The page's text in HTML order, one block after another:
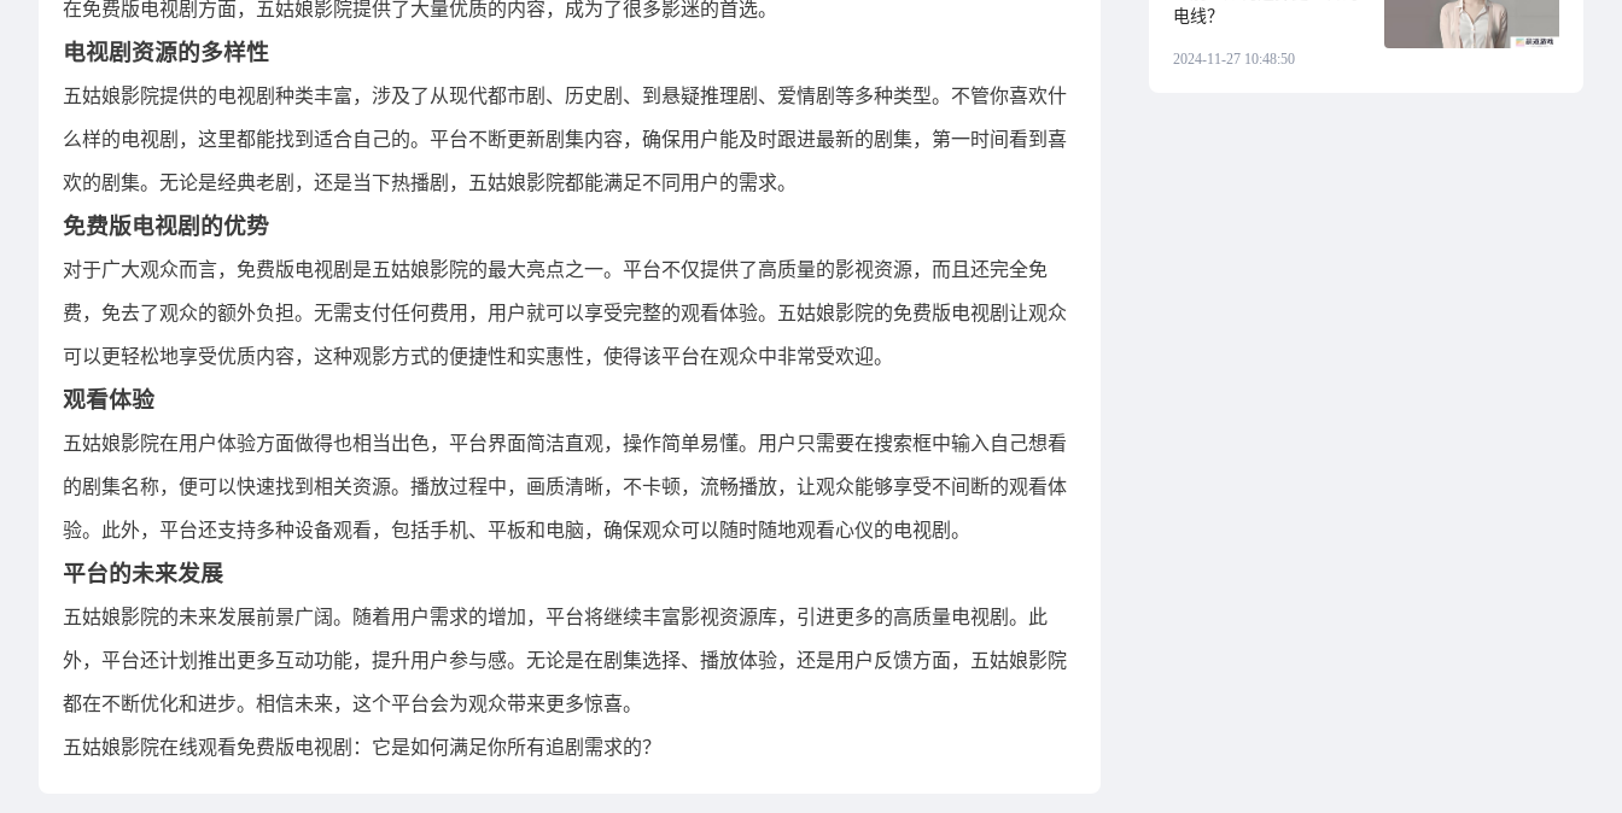
在免费版电视剧方面，五姑娘影院提供了大量优质的内容，成为了很多影迷的首选。
电视剧资源的多样性
五姑娘影院提供的电视剧种类丰富，涉及了从现代都市剧、历史剧、到悬疑推理剧、爱情剧等多种类型。不管你喜欢什
么样的电视剧，这里都能找到适合自己的。平台不断更新剧集内容，确保用户能及时跟进最新的剧集，第一时间看到喜
欢的剧集。无论是经典老剧，还是当下热播剧，五姑娘影院都能满足不同用户的需求。
免费版电视剧的优势
对于广大观众而言，免费版电视剧是五姑娘影院的最大亮点之一。平台不仅提供了高质量的影视资源，而且还完全免
费，免去了观众的额外负担。无需支付任何费用，用户就可以享受完整的观看体验。五姑娘影院的免费版电视剧让观众
可以更轻松地享受优质内容，这种观影方式的便捷性和实惠性，使得该平台在观众中非常受欢迎。
观看体验
五姑娘影院在用户体验方面做得也相当出色，平台界面简洁直观，操作简单易懂。用户只需要在搜索框中输入自己想看
的剧集名称，便可以快速找到相关资源。播放过程中，画质清晰，不卡顿，流畅播放，让观众能够享受不间断的观看体
验。此外，平台还支持多种设备观看，包括手机、平板和电脑，确保观众可以随时随地观看心仪的电视剧。
平台的未来发展
五姑娘影院的未来发展前景广阔。随着用户需求的增加，平台将继续丰富影视资源库，引进更多的高质量电视剧。此
外，平台还计划推出更多互动功能，提升用户参与感。无论是在剧集选择、播放体验，还是用户反馈方面，五姑娘影院
都在不断优化和进步。相信未来，这个平台会为观众带来更多惊喜。
五姑娘影院在线观看免费版电视剧：它是如何满足你所有追剧需求的？
电线？
2024-11-27 10:48:50